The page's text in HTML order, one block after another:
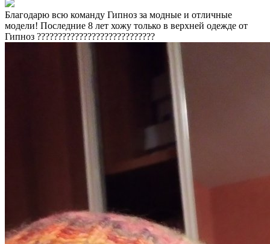
Благодарю всю команду Гипноз за модные и отличные
модели! Последние 8 лет хожу только в верхней одежде от
Гипноз ????????????????????????????